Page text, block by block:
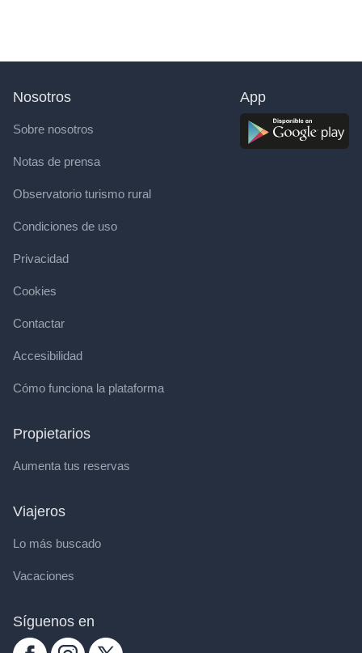
Nosotros
Sobre nosotros
Notas de prensa
Observatorio turismo rural
Condiciones de uso
Privacidad
Cookies
Contactar
Accesibilidad
Cómo funciona la plataforma
Propietarios
Aumenta tus reservas
Viajeros
Lo más buscado
Vacaciones
App
Síguenos en